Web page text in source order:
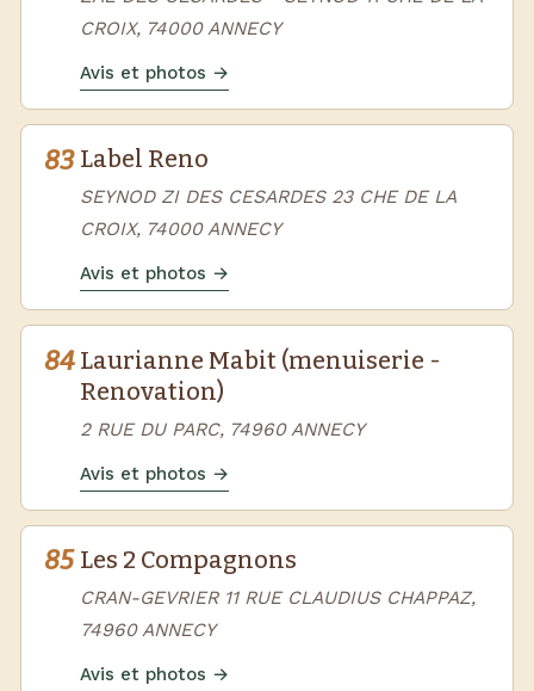
CROIX, 74000 ANNECY
Avis et photos →
83 Label Reno
SEYNOD ZI DES CESARDES 23 CHE DE LA
CROIX, 74000 ANNECY
Avis et photos →
84 Laurianne Mabit (menuiserie -
Renovation)
2 RUE DU PARC, 74960 ANNECY
Avis et photos →
85 Les 2 Compagnons
CRAN-GEVRIER 11 RUE CLAUDIUS CHAPPAZ,
74960 ANNECY
Avis et photos →